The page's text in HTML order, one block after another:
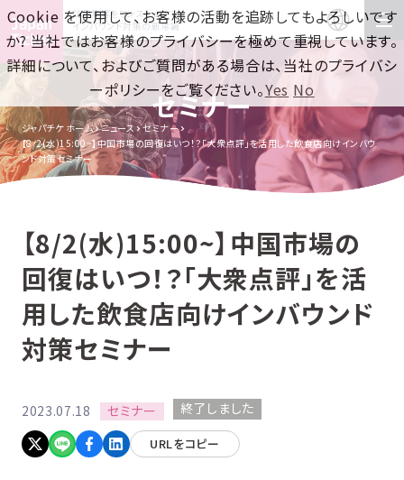
訪日集客をワンストップで！
インバウンド対策の新常識
セミナー
ジャパチケ ホーム ニュース
セミナー
【8/2(水)15:00~】中国市場の回復はいつ！？「大衆点評」を活用した飲食店向けインバウ
ンド対策セミナー
【8/2(水)15:00~】中国市場の
回復はいつ！？「大衆点評」を活
用した飲食店向けインバウンド
対策セミナー
2023.07.18 セミナー 終了しました
URLをコピー
Cookie を使用して、お客様の活動を追跡してもよろしいです
か? 当社ではお客様のプライバシーを極めて重視しています。
詳細について、およびご質問がある場合は、当社のプライバシ
ーポリシーをご覧ください。Yes No